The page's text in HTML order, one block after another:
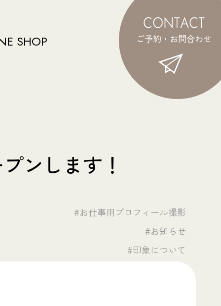
SHOP
ンします！
#お仕事用プロフィール撮影
#お知らせ
#印象について